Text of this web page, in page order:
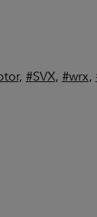
, SVX, wrx,